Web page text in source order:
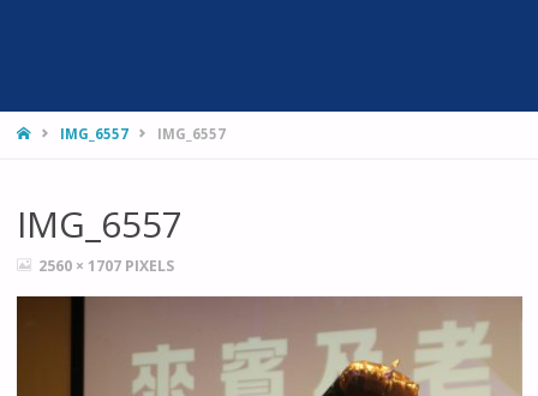
HOMEIMG_6557 IMG_6557
IMG_6557
FULL2560 × 1707 PIXELS